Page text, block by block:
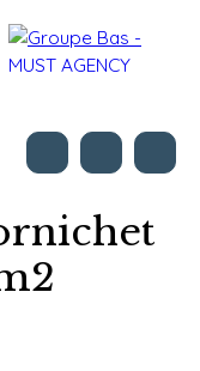
Programmes